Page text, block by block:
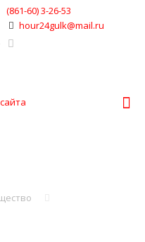
(861-60) 3-26-53
hour24gulk@mail.ru